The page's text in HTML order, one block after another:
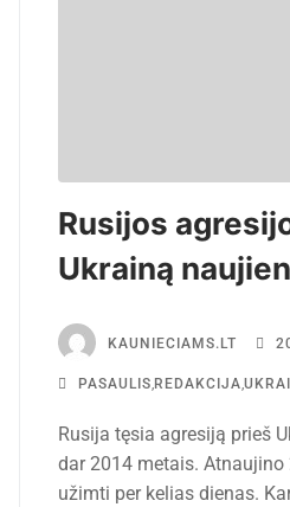
Rusijos
Ukrainą
KAUNIECIAMS.LT
PASAULIS,REDAKCIJA,
Rusija tęsia agresiją prieš
dar 2014 metais.
užimti per kelias dienas.